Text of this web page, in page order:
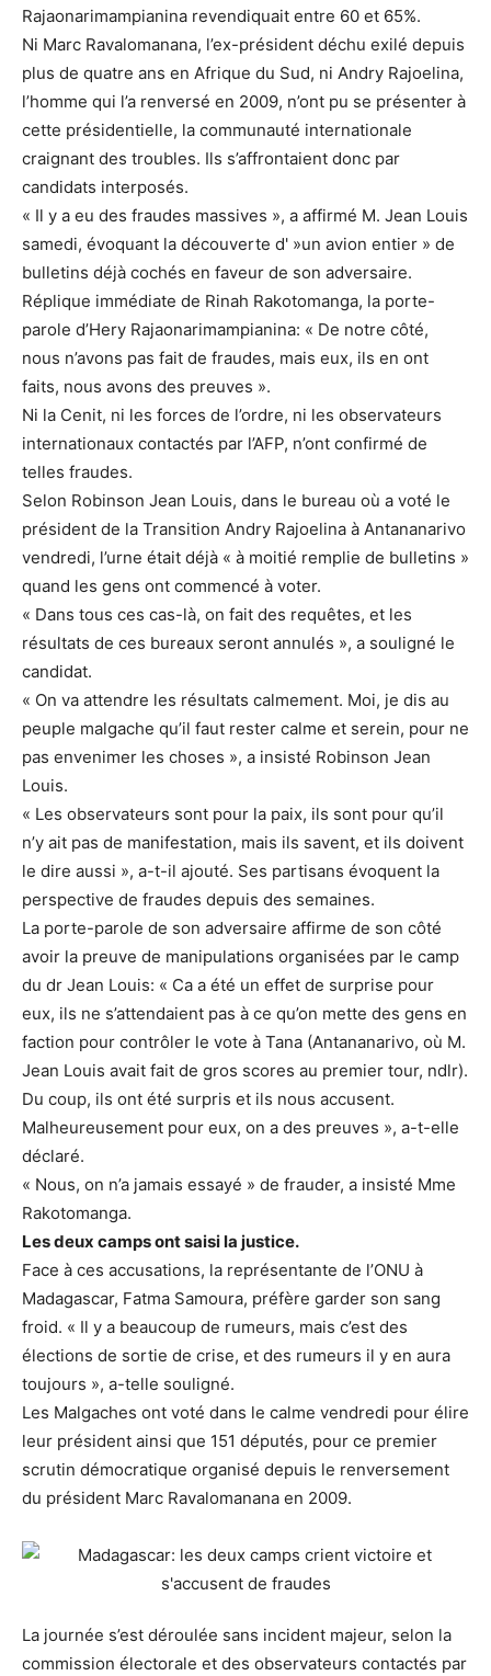
Rajaonarimampianina revendiquait entre 60 et 65%.
Ni Marc Ravalomanana, l’ex-président déchu exilé depuis
plus de quatre ans en Afrique du Sud, ni Andry Rajoelina,
l’homme qui l’a renversé en 2009, n’ont pu se présenter à
cette présidentielle, la communauté internationale
craignant des troubles. Ils s’affrontaient donc par
candidats interposés.
« Il y a eu des fraudes massives », a affirmé M. Jean Louis
samedi, évoquant la découverte d' »un avion entier » de
bulletins déjà cochés en faveur de son adversaire.
Réplique immédiate de Rinah Rakotomanga, la porte-
parole d’Hery Rajaonarimampianina: « De notre côté,
nous n’avons pas fait de fraudes, mais eux, ils en ont
faits, nous avons des preuves ».
Ni la Cenit, ni les forces de l’ordre, ni les observateurs
internationaux contactés par l’AFP, n’ont confirmé de
telles fraudes.
Selon Robinson Jean Louis, dans le bureau où a voté le
président de la Transition Andry Rajoelina à Antananarivo
vendredi, l’urne était déjà « à moitié remplie de bulletins »
quand les gens ont commencé à voter.
« Dans tous ces cas-là, on fait des requêtes, et les
résultats de ces bureaux seront annulés », a souligné le
candidat.
« On va attendre les résultats calmement. Moi, je dis au
peuple malgache qu’il faut rester calme et serein, pour ne
pas envenimer les choses », a insisté Robinson Jean
Louis.
« Les observateurs sont pour la paix, ils sont pour qu’il
n’y ait pas de manifestation, mais ils savent, et ils doivent
le dire aussi », a-t-il ajouté. Ses partisans évoquent la
perspective de fraudes depuis des semaines.
La porte-parole de son adversaire affirme de son côté
avoir la preuve de manipulations organisées par le camp
du dr Jean Louis: « Ca a été un effet de surprise pour
eux, ils ne s’attendaient pas à ce qu’on mette des gens en
faction pour contrôler le vote à Tana (Antananarivo, où M.
Jean Louis avait fait de gros scores au premier tour, ndlr).
Du coup, ils ont été surpris et ils nous accusent.
Malheureusement pour eux, on a des preuves », a-t-elle
déclaré.
« Nous, on n’a jamais essayé » de frauder, a insisté Mme
Rakotomanga.
Les deux camps ont saisi la justice.
Face à ces accusations, la représentante de l’ONU à
Madagascar, Fatma Samoura, préfère garder son sang
froid. « Il y a beaucoup de rumeurs, mais c’est des
élections de sortie de crise, et des rumeurs il y en aura
toujours », a-telle souligné.
Les Malgaches ont voté dans le calme vendredi pour élire
leur président ainsi que 151 députés, pour ce premier
scrutin démocratique organisé depuis le renversement
du président Marc Ravalomanana en 2009.
La journée s’est déroulée sans incident majeur, selon la
commission électorale et des observateurs contactés par